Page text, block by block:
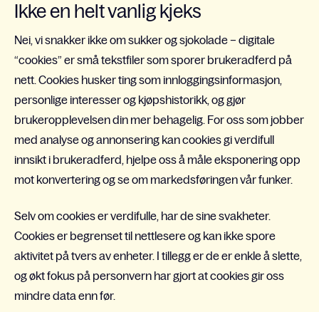
Ikke en helt vanlig kjeks
Nei, vi snakker ikke om sukker og sjokolade – digitale
“cookies” er små tekstfiler som sporer brukeradferd på
nett. Cookies husker ting som innloggingsinformasjon,
personlige interesser og kjøpshistorikk, og gjør
brukeropplevelsen din mer behagelig. For oss som jobber
med analyse og annonsering kan cookies gi verdifull
innsikt i brukeradferd, hjelpe oss å måle eksponering opp
mot konvertering og se om markedsføringen vår funker.
Selv om cookies er verdifulle, har de sine svakheter.
Cookies er begrenset til nettlesere og kan ikke spore
aktivitet på tvers av enheter. I tillegg er de er enkle å slette,
og økt fokus på personvern har gjort at cookies gir oss
mindre data enn før.